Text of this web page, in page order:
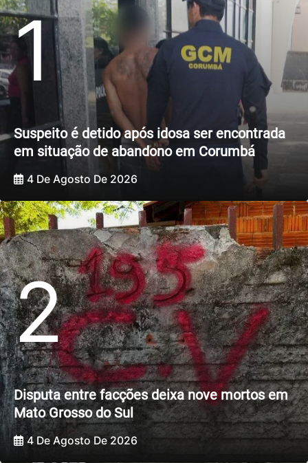
1
Suspeito é detido após idosa ser encontrada
em situação de abandono em Corumbá
4 De Agosto De 2026
2
Disputa entre facções deixa nove mortos em
Mato Grosso do Sul
4 De Agosto De 2026